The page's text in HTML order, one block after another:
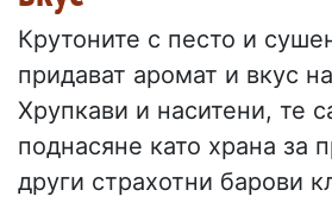
Крутоните с песто и
придават аромат и вкус
Хрупкави и наситени, те
поднасяне като храна за
други страхотни барови